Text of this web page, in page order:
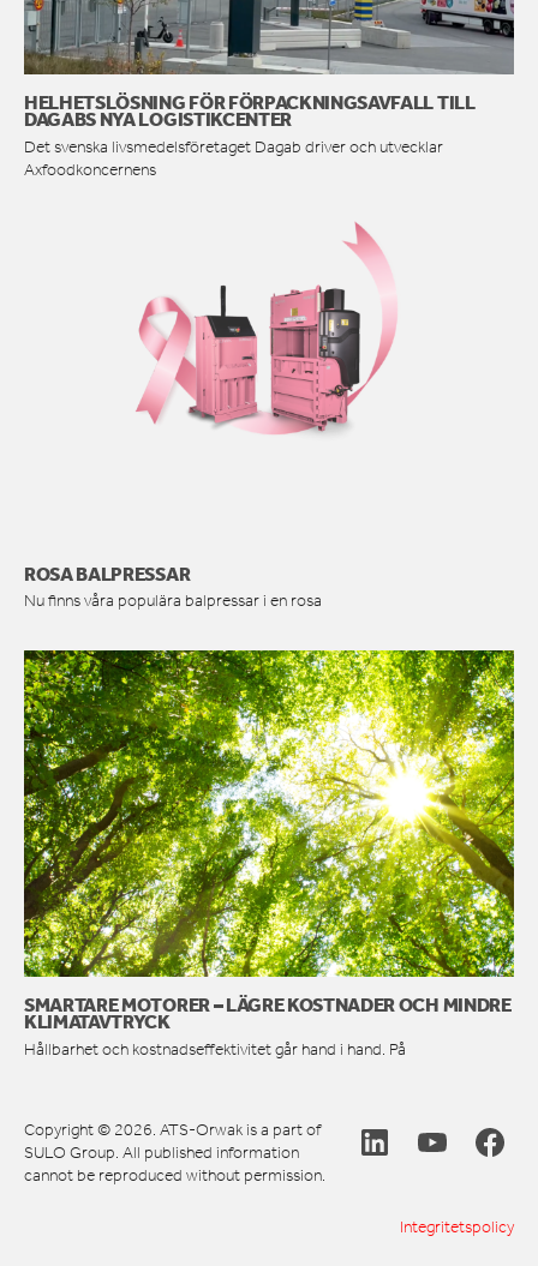
HELHETSLÖSNING FÖR FÖRPACKNINGSAVFALL TILL
DAGABS NYA LOGISTIKCENTER
Det svenska livsmedelsföretaget Dagab driver och utvecklar
Axfoodkoncernens
ROSA BALPRESSAR
Nu finns våra populära balpressar i en rosa
SMARTARE MOTORER – LÄGRE KOSTNADER OCH MINDRE
KLIMATAVTRYCK
Hållbarhet och kostnadseffektivitet går hand i hand. På
Copyright © 2026. ATS-Orwak is a part of
SULO Group. All published information
cannot be reproduced without permission.
Integritetspolicy